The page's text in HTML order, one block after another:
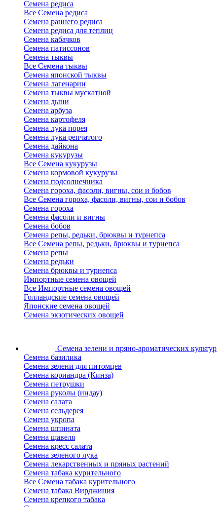
Семена редиса
Все Семена редиса
Семена раннего редиса
Семена редиса для теплиц
Семена кабачков
Семена патиссонов
Семена тыквы
Все Семена тыквы
Семена японской тыквы
Семена лагенарии
Семена тыквы мускатной
Семена дыни
Семена арбуза
Семена картофеля
Семена лука порея
Семена лука репчатого
Семена дайкона
Семена кукурузы
Все Семена кукурузы
Семена кормовой кукурузы
Семена подсолнечника
Семена гороха, фасоли, вигны, сои и бобов
Все Семена гороха, фасоли, вигны, сои и бобов
Семена гороха
Семена фасоли и вигны
Семена бобов
Семена репы, редьки, брюквы и турнепса
Все Семена репы, редьки, брюквы и турнепса
Семена репы
Семена редьки
Семена брюквы и турнепса
Импортные семена овощей
Все Импортные семена овощей
Голландские семена овощей
Японские семена овощей
Семена экзотических овощей
Семена зелени и пряно-ароматических культур
Семена базилика
Семена зелени для питомцев
Семена кориандра (Кинза)
Семена петрушки
Семена руколы (индау)
Семена салата
Семена сельдерея
Семена укропа
Семена шпината
Семена щавеля
Семена кресс салата
Семена зеленого лука
Семена лекарственных и пряных растений
Семена табака курительного
Все Семена табака курительного
Семена табака Вирджиния
Семена крепкого табака